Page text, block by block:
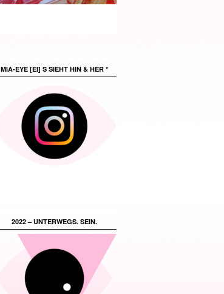
MIA-EYE [EI] S SIEHT HIN & HER *
2022 – UNTERWEGS. SEIN.